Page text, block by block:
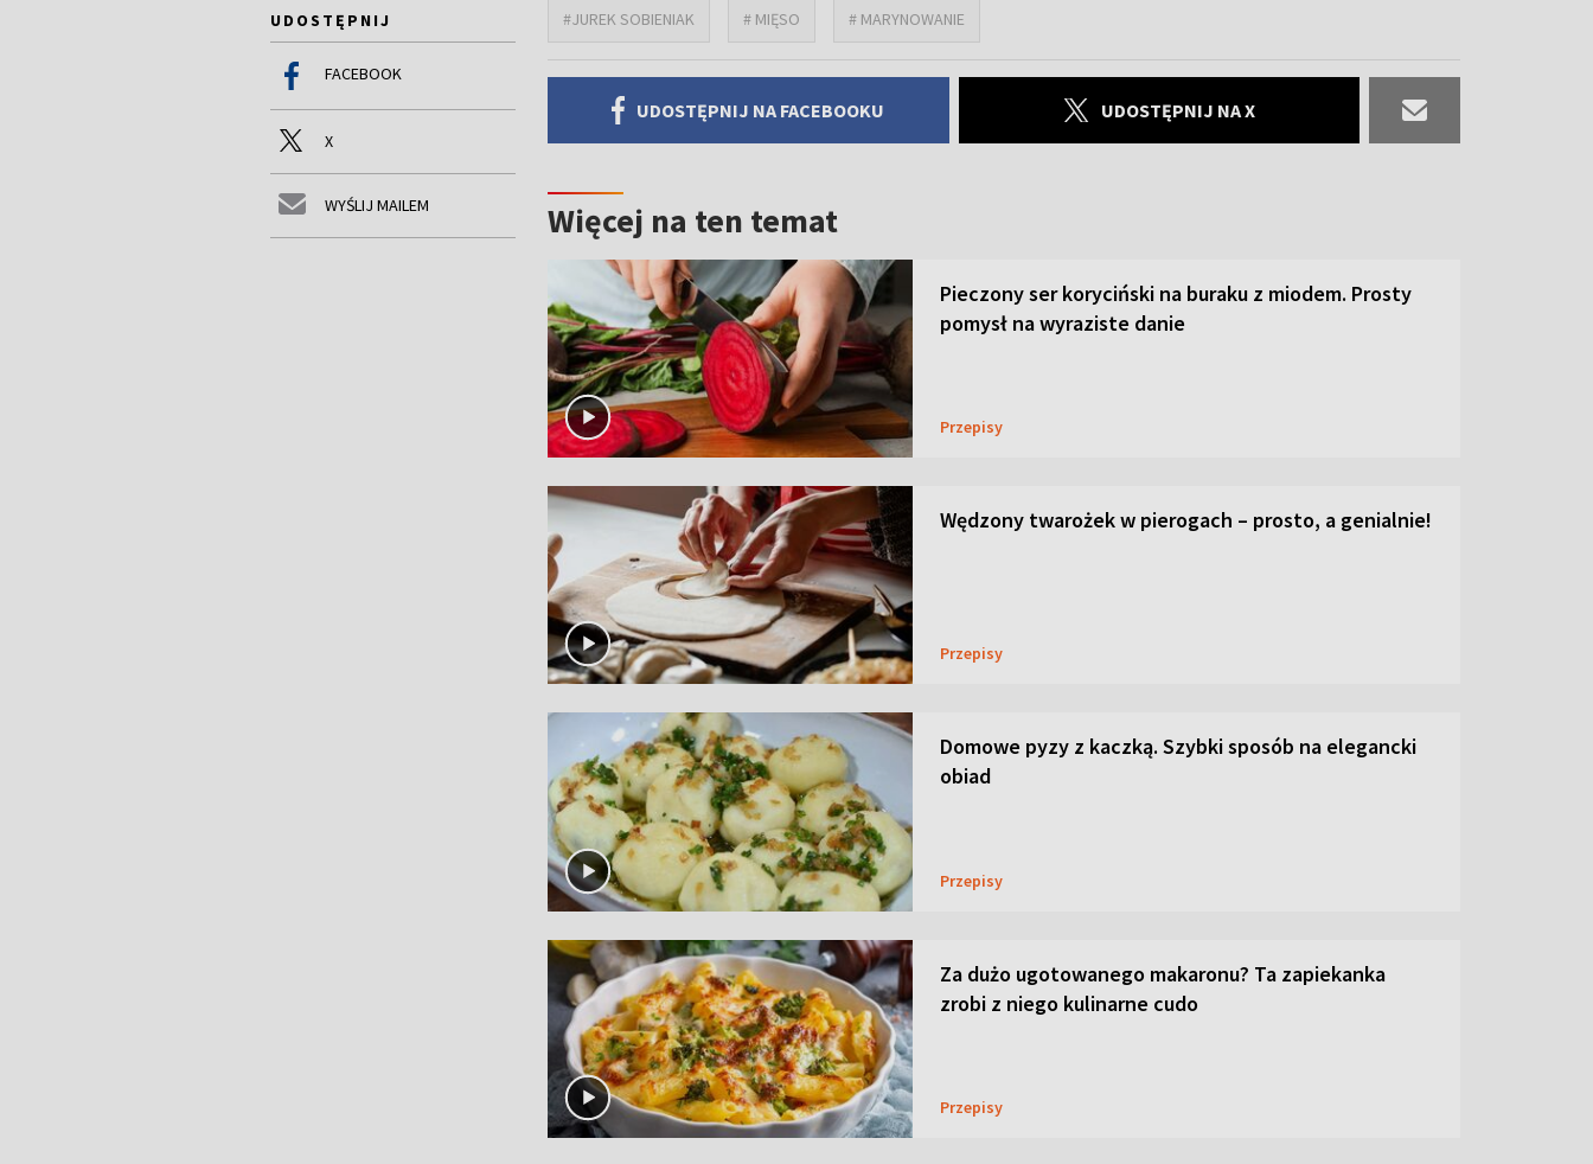
UDOSTĘPNIJ
FACEBOOK
X
WYŚLIJ MAILEM
#JUREK SOBIENIAK # MIĘSO # MARYNOWANIE
UDOSTĘPNIJ NA FACEBOOKU UDOSTĘPNIJ NA X
Więcej na ten temat
Pieczony ser koryciński na buraku z miodem. Prosty
pomysł na wyraziste danie
Przepisy
Wędzony twarożek w pierogach – prosto, a genialnie!
Przepisy
Domowe pyzy z kaczką. Szybki sposób na elegancki
obiad
Przepisy
Za dużo ugotowanego makaronu? Ta zapiekanka
zrobi z niego kulinarne cudo
Przepisy